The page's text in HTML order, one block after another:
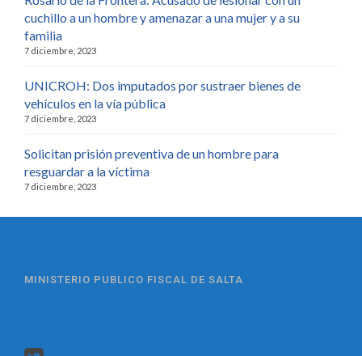
cuchillo a un hombre y amenazar a una mujer y a su
familia
7 diciembre, 2023
UNICROH: Dos imputados por sustraer bienes de
vehículos en la vía pública
7 diciembre, 2023
Solicitan prisión preventiva de un hombre para
resguardar a la víctima
7 diciembre, 2023
MINISTERIO PUBLICO FISCAL DE SALTA